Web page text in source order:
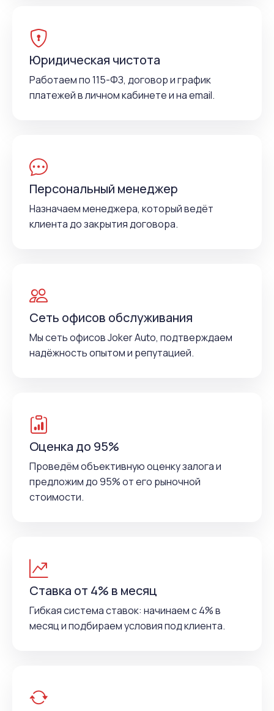
Юридическая чистота
Работаем по 115-ФЗ, договор и график
платежей в личном кабинете и на email.
Персональный менеджер
Назначаем менеджера, который ведёт
клиента до закрытия договора.
Сеть офисов обслуживания
Мы сеть офисов Joker Auto, подтверждаем
надёжность опытом и репутацией.
Оценка до 95%
Проведём объективную оценку залога и
предложим до 95% от его рыночной
стоимости.
Ставка от 4% в месяц
Гибкая система ставок: начинаем с 4% в
месяц и подбираем условия под клиента.